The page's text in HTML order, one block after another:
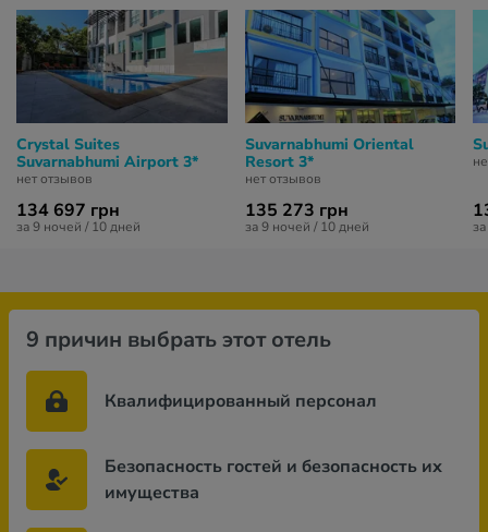
Crystal Suites
Suvarnabhumi Airport 3*
нет отзывов
134 697 грн
за 9 ночей / 10 дней
Suvarnabhumi Oriental
Resort 3*
нет отзывов
135 273 грн
за 9 ночей / 10 дней
9 причин выбрать этот отель
Квалифицированный персонал
Безопасность гостей и безопасность их
имущества